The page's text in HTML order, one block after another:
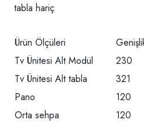
tabla hariç
Ürün Ölçüleri
Tv Ünitesi Alt Modül
230
Tv Ünitesi Alt tabla
321
Pano
120
Orta sehpa
120